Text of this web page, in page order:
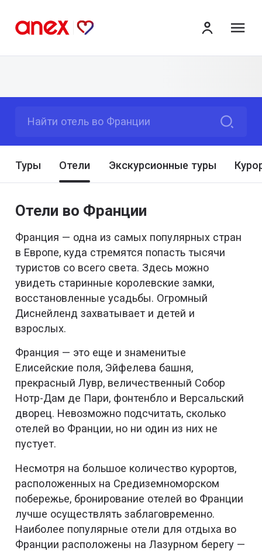
Найти отель во Франции
Туры Отели Экскурсионные туры
Отели во Франции
Франция — одна из самых популярных стран
в Европе, куда стремятся попасть тысячи
туристов со всего света. Здесь можно
увидеть старинные королевские замки,
восстановленные усадьбы. Огромный
Диснейленд захватывает и детей и
взрослых.
Франция — это еще и знаменитые
Елисейские поля, Эйфелева башня,
прекрасный Лувр, величественный Собор
Нотр-Дам де Пари, фонтенбло и Версальский
дворец. Невозможно подсчитать, сколько
отелей во Франции, но ни один из них не
пустует.
Несмотря на большое количество курортов,
расположенных на Средиземноморском
побережье, бронирование отелей во Франции
лучше осуществлять заблаговременно.
Наиболее популярные отели для отдыха во
Франции расположены на Лазурном берегу —